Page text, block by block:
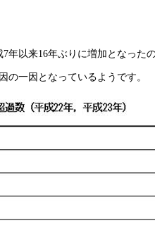
年以来16年ぶりに増加となっ
の一因となっているようです。